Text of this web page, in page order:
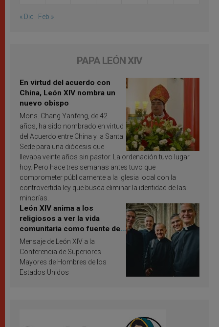
« Dic Feb »
PAPA LEÓN XIV
En virtud del acuerdo con
China, León XIV nombra un
nuevo obispo
Mons. Chang Yanfeng, de 42
años, ha sido nombrado en virtud
del Acuerdo entre China y la Santa
Sede para una diócesis que
llevaba veinte años sin pastor. La ordenación tuvo lugar
hoy. Pero hace tres semanas antes tuvo que
comprometer públicamente a la Iglesia local con la
controvertida ley que busca eliminar la identidad de las
minorías.
León XIV anima a los
religiosos a ver la vida
comunitaria como fuente de
inspiración y santificación
Mensaje de León XIV a la
Conferencia de Superiores
Mayores de Hombres de los
Estados Unidos